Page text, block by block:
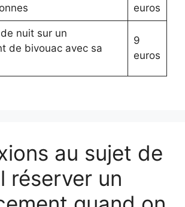
euros
nuit sur un
de bivouac avec sa
9
euros
au sujet de
réserver un